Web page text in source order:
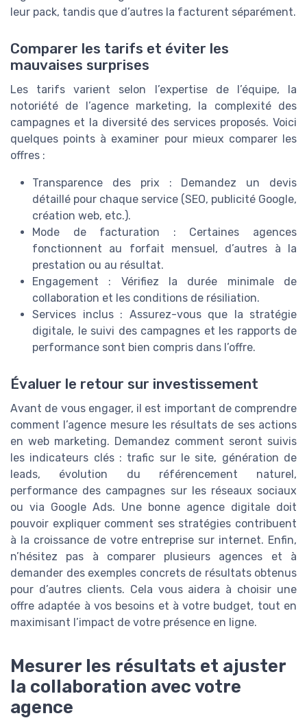
leur pack, tandis que d’autres la facturent séparément.
Comparer les tarifs et éviter les
mauvaises surprises
Les tarifs varient selon l’expertise de l’équipe, la
notoriété de l’agence marketing, la complexité des
campagnes et la diversité des services proposés. Voici
quelques points à examiner pour mieux comparer les
offres :
Transparence des prix : Demandez un devis
détaillé pour chaque service (SEO, publicité Google,
création web, etc.).
Mode de facturation : Certaines agences
fonctionnent au forfait mensuel, d’autres à la
prestation ou au résultat.
Engagement : Vérifiez la durée minimale de
collaboration et les conditions de résiliation.
Services inclus : Assurez-vous que la stratégie
digitale, le suivi des campagnes et les rapports de
performance sont bien compris dans l’offre.
Évaluer le retour sur investissement
Avant de vous engager, il est important de comprendre
comment l’agence mesure les résultats de ses actions
en web marketing. Demandez comment seront suivis
les indicateurs clés : trafic sur le site, génération de
leads, évolution du référencement naturel,
performance des campagnes sur les réseaux sociaux
ou via Google Ads. Une bonne agence digitale doit
pouvoir expliquer comment ses stratégies contribuent
à la croissance de votre entreprise sur internet. Enfin,
n’hésitez pas à comparer plusieurs agences et à
demander des exemples concrets de résultats obtenus
pour d’autres clients. Cela vous aidera à choisir une
offre adaptée à vos besoins et à votre budget, tout en
maximisant l’impact de votre présence en ligne.
Mesurer les résultats et ajuster
la collaboration avec votre
agence